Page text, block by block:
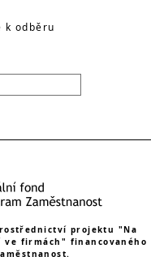
k odběru
projektu "Na
firmách" financovaného